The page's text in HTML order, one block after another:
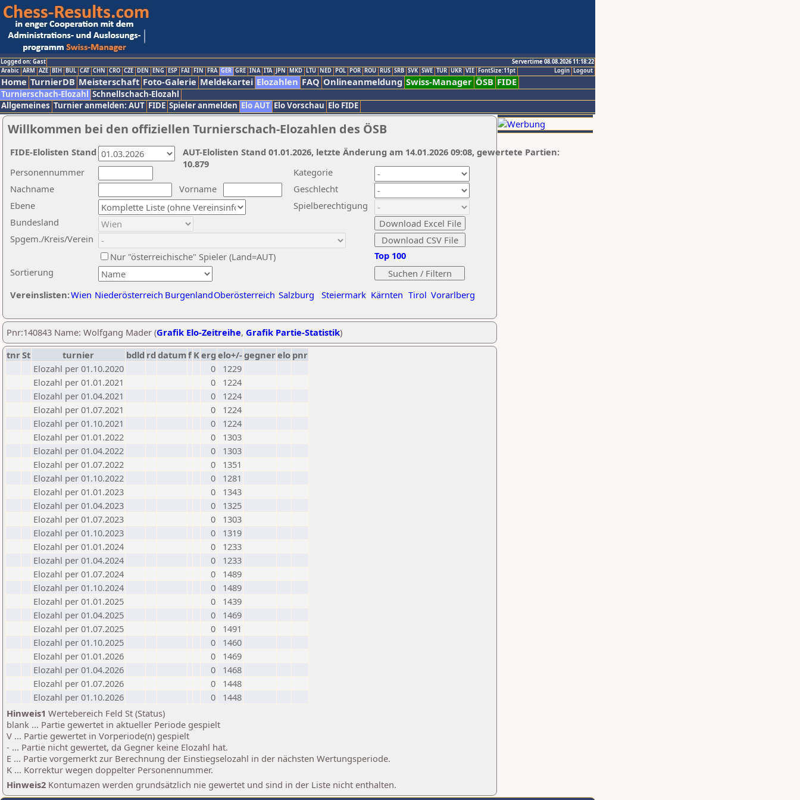
Logged on: Gast
Servertime 08.08.2026 11:18:22
Logout
Login
Arabic ARM AZE BIH BUL CAT CHN CRO CZE DEN ENG ESP FAI FIN FRA GER GRE INA ITA JPN MKD LTU NED POL POR ROU RUS SRB SVK SWE TUR UKR VIE FontSize:11pt
Home TurnierDB Meisterschaft Foto-Galerie Meldekartei Elozahlen FAQ Onlineanmeldung Swiss-Manager ÖSB FIDE
Turnierschach-Elozahl Schnellschach-Elozahl
Allgemeines Turnier anmelden: AUT FIDE Spieler anmelden Elo AUT Elo Vorschau Elo FIDE
Willkommen bei den offiziellen Turnierschach-Elozahlen des ÖSB
Nachname
Vorname
Ebene
Kategorie
Sortierung
Personennummer
Bundesland
Spgem./Kreis/Verein
Geschlecht
Nur "österreichische" Spieler (Land=AUT)
Spielberechtigung
Vereinslisten:Wien Niederösterreich BurgenlandOberösterreich Salzburg Steiermark Kärnten Tirol Vorarlberg
Top 100
AUT-Elolisten Stand 01.01.2026, letzte Änderung am 14.01.2026 09:08, gewertete Partien:
10.879
FIDE-Elolisten Stand
Pnr:140843 Name: Wolfgang Mader (Grafik Elo-Zeitreihe, Grafik Partie-Statistik)
tnrSt turnier bdld rd datumf Kerg elo+/-gegnerelo pnr
Elozahl per 01.10.2020
0
1229
Elozahl per 01.01.2021
0
1224
Elozahl per 01.04.2021
0
1224
Elozahl per 01.07.2021
0
1224
Elozahl per 01.10.2021
0
1224
Elozahl per 01.01.2022
0
1303
Elozahl per 01.04.2022
0
1303
Elozahl per 01.07.2022
0
1351
Elozahl per 01.10.2022
0
1281
Elozahl per 01.01.2023
0
1343
Elozahl per 01.04.2023
0
1325
Elozahl per 01.07.2023
0
1303
Elozahl per 01.10.2023
0
1319
Elozahl per 01.01.2024
0
1233
Elozahl per 01.04.2024
0
1233
Elozahl per 01.07.2024
0
1489
Elozahl per 01.10.2024
0
1489
Elozahl per 01.01.2025
0
1439
Elozahl per 01.04.2025
0
1469
Elozahl per 01.07.2025
0
1491
Elozahl per 01.10.2025
0
1460
Elozahl per 01.01.2026
0
1469
Elozahl per 01.04.2026
0
1468
Elozahl per 01.07.2026
0
1448
Elozahl per 01.10.2026
0
1448
Hinweis1 Wertebereich Feld St (Status)
blank ... Partie gewertet in aktueller Periode gespielt
V ... Partie gewertet in Vorperiode(n) gespielt
- ... Partie nicht gewertet, da Gegner keine Elozahl hat.
E ... Partie vorgemerkt zur Berechnung der Einstiegselozahl in der nächsten Wertungsperiode.
K ... Korrektur wegen doppelter Personennummer.
Hinweis2 Kontumazen werden grundsätzlich nie gewertet und sind in der Liste nicht enthalten.